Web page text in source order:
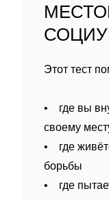
Этот тест
• где вы
своему
• где
борьбы
• где